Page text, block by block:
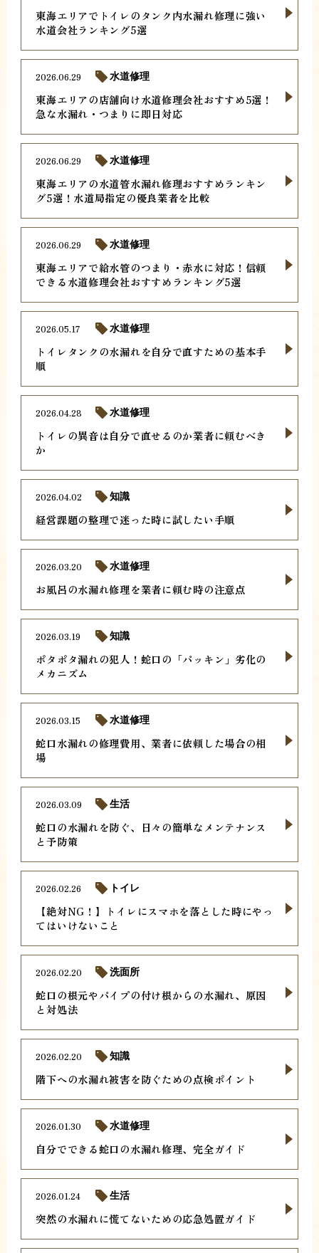
東海エリアでトイレのタンク内水漏れ修理に強い
水道会社ランキング5選
東海エリアの店舗向け水道修理会社おすすめ5選！
急な水漏れ・つまりに即日対応
2026.06.29 水道修理
東海エリアの水道管水漏れ修理おすすめランキン
グ5選！水道局指定の優良業者を比較
2026.06.29 水道修理
東海エリアで給水管のつまり・赤水に対応！信頼
できる水道修理会社おすすめランキング5選
2026.06.29 水道修理
トイレタンクの水漏れを自分で直すための基本手
順
2026.05.17 水道修理
トイレの異音は自分で直せるのか業者に頼むべき
か
2026.04.28 水道修理
経営課題の整理で迷った時に試したい手順
2026.04.02 知識
お風呂の水漏れ修理を業者に頼む時の注意点
2026.03.20 水道修理
ポタポタ漏れの犯人！蛇口の「パッキン」劣化の
メカニズム
2026.03.19 知識
蛇口水漏れの修理費用、業者に依頼した場合の相
場
2026.03.15 水道修理
蛇口の水漏れを防ぐ、日々の簡単なメンテナンス
と予防策
2026.03.09 生活
【絶対NG！】トイレにスマホを落とした時にやっ
てはいけないこと
2026.02.26 トイレ
蛇口の根元やパイプの付け根からの水漏れ、原因
と対処法
2026.02.20 洗面所
階下への水漏れ被害を防ぐための点検ポイント
2026.02.20 知識
自分でできる蛇口の水漏れ修理、完全ガイド
2026.01.30 水道修理
突然の水漏れに慌てないための応急処置ガイド
2026.01.24 生活